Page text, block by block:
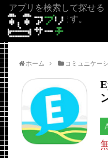
アプリを検索して探せ
を掲載しています。
ホーム コミュニケー